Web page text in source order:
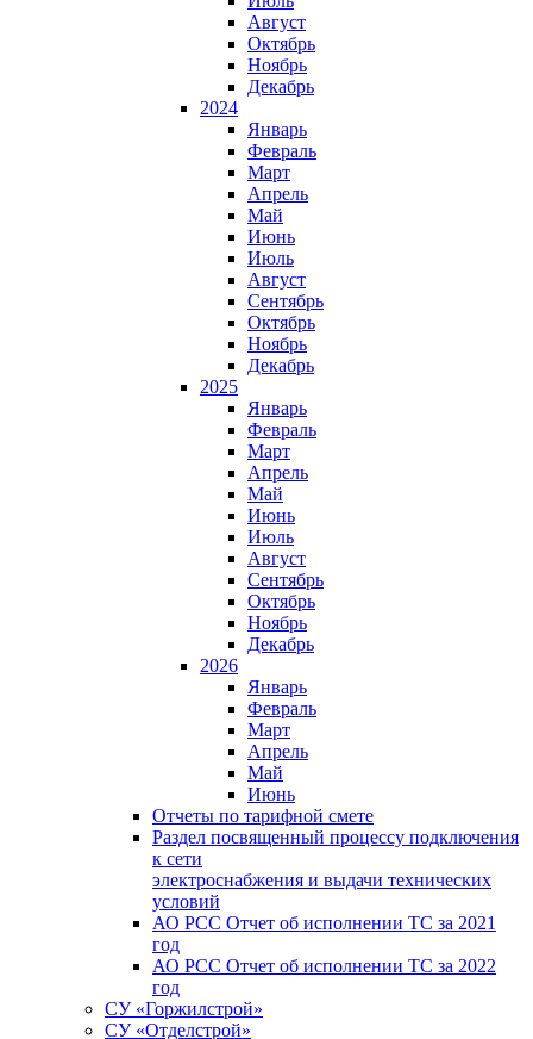
Август
Октябрь
Ноябрь
Декабрь
2024
Январь
Февраль
Март
Апрель
Май
Июнь
Июль
Август
Сентябрь
Октябрь
Ноябрь
Декабрь
2025
Январь
Февраль
Март
Апрель
Май
Июнь
Июль
Август
Сентябрь
Октябрь
Ноябрь
Декабрь
2026
Январь
Февраль
Март
Апрель
Май
Июнь
Отчеты по тарифной смете
Раздел посвященный процессу подключения
к сети
электроснабжения и выдачи технических
условий
АО РСС Отчет об исполнении ТС за 2021
год
АО РСС Отчет об исполнении ТС за 2022
год
СУ «Горжилстрой»
СУ «Отделстрой»